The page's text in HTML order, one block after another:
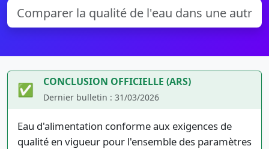
✅ CONCLUSION OFFICIELLE (ARS)
Dernier bulletin : 31/03/2026
Eau d'alimentation conforme aux exigences de
qualité en vigueur pour l'ensemble des paramètres